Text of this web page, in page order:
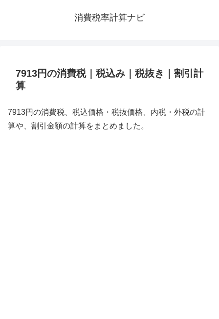
消費税率計算ナビ
7913円の消費税｜税込み｜税抜き｜割引計
算
7913円の消費税、税込価格・税抜価格、内税・外税の計
算や、割引金額の計算をまとめました。